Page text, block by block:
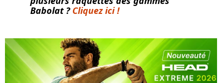
Babolat ? Cliquez ici !